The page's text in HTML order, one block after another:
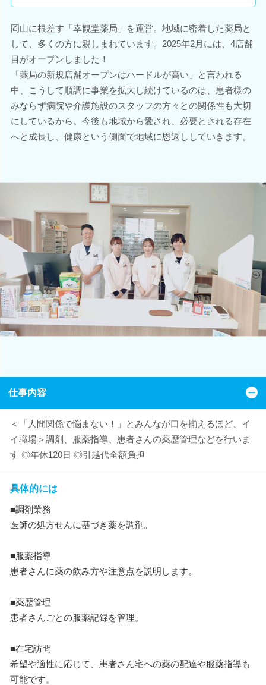
岡山に根差す「幸観堂薬局」を運営。地域に密着した薬局と
して、多くの方に親しまれています。2025年2月には、4店舗
目がオープンしました！
「薬局の新規店舗オープンはハードルが高い」と言われる
中、こうして順調に事業を拡大し続けているのは、患者様の
みならず病院や介護施設のスタッフの方々との関係性も大切
にしているから。今後も地域から愛され、必要とされる存在
へと成長し、健康という側面で地域に恩返ししていきます。
仕事内容
＜「人間関係で悩まない！」とみんなが口を揃えるほど、イ
イ職場＞調剤、服薬指導、患者さんの薬歴管理などを行いま
す ◎年休120日 ◎引越代全額負担
具体的には
■調剤業務
医師の処方せんに基づき薬を調剤。
■服薬指導
患者さんに薬の飲み方や注意点を説明します。
■薬歴管理
患者さんごとの服薬記録を管理。
■在宅訪問
希望や適性に応じて、患者さん宅への薬の配達や服薬指導も
可能です。